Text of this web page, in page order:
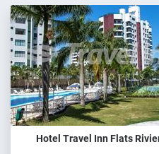
Hotel Travel Inn Flats